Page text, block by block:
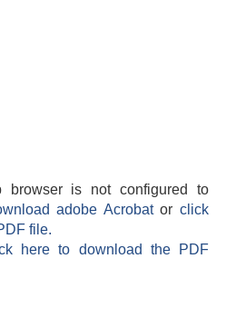
browser is not configured to
adobe Acrobatorclick
file.
here to download the PDF